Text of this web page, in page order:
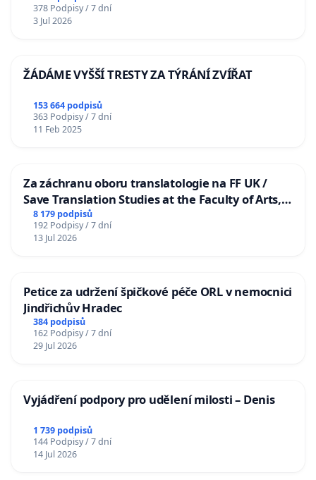
378 Podpisy / 7 dní
3 Jul 2026
ŽÁDÁME VYŠŠÍ TRESTY ZA TÝRÁNÍ ZVÍŘAT
153 664 podpisů
363 Podpisy / 7 dní
11 Feb 2025
Za záchranu oboru translatologie na FF UK /
Save Translation Studies at the Faculty of Arts,
Charles University
8 179 podpisů
192 Podpisy / 7 dní
13 Jul 2026
Petice za udržení špičkové péče ORL v nemocnici
Jindřichův Hradec
384 podpisů
162 Podpisy / 7 dní
29 Jul 2026
Vyjádření podpory pro udělení milosti – Denis
1 739 podpisů
144 Podpisy / 7 dní
14 Jul 2026